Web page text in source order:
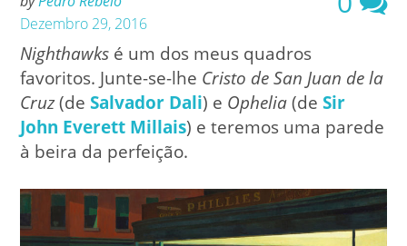
Dezembro 29, 2016
Nighthawks é um dos meus quadros
favoritos. Junte-se-lhe Cristo de San Juan de la
Cruz(deSalvador Dali) e Ophelia(deSir
John Everett Millais) e teremos uma parede
à beira da perfeição.